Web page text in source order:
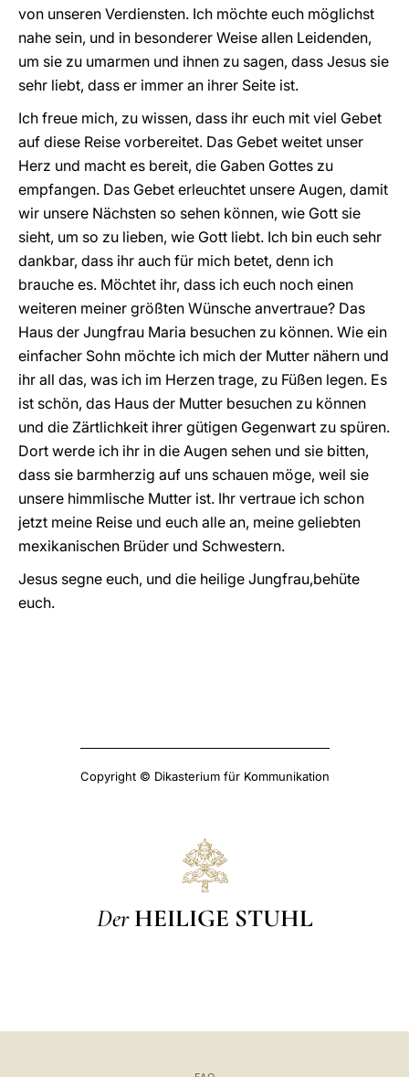
von unseren Verdiensten. Ich möchte euch möglichst
nahe sein, und in besonderer Weise allen Leidenden,
um sie zu umarmen und ihnen zu sagen, dass Jesus sie
sehr liebt, dass er immer an ihrer Seite ist.
Ich freue mich, zu wissen, dass ihr euch mit viel Gebet
auf diese Reise vorbereitet. Das Gebet weitet unser
Herz und macht es bereit, die Gaben Gottes zu
empfangen. Das Gebet erleuchtet unsere Augen, damit
wir unsere Nächsten so sehen können, wie Gott sie
sieht, um so zu lieben, wie Gott liebt. Ich bin euch sehr
dankbar, dass ihr auch für mich betet, denn ich
brauche es. Möchtet ihr, dass ich euch noch einen
weiteren meiner größten Wünsche anvertraue? Das
Haus der Jungfrau Maria besuchen zu können. Wie ein
einfacher Sohn möchte ich mich der Mutter nähern und
ihr all das, was ich im Herzen trage, zu Füßen legen. Es
ist schön, das Haus der Mutter besuchen zu können
und die Zärtlichkeit ihrer gütigen Gegenwart zu spüren.
Dort werde ich ihr in die Augen sehen und sie bitten,
dass sie barmherzig auf uns schauen möge, weil sie
unsere himmlische Mutter ist. Ihr vertraue ich schon
jetzt meine Reise und euch alle an, meine geliebten
mexikanischen Brüder und Schwestern.
Jesus segne euch, und die heilige Jungfrau,behüte
euch.
Copyright © Dikasterium für Kommunikation
Der HEILIGE STUHL